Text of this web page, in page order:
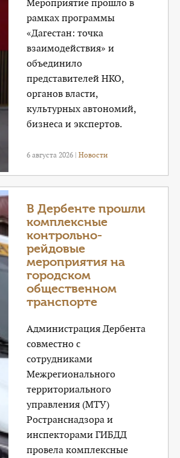
Мероприятие прошло в
рамках программы
«Дагестан: точка
взаимодействия» и
объединило
представителей НКО,
органов власти,
культурных автономий,
бизнеса и экспертов.
6 августа 2026 |Новости
В Дербенте прошли
комплексные
контрольно-
рейдовые
мероприятия на
городском
общественном
транспорте
Администрация Дербента
совместно с
сотрудниками
Межрегионального
территориального
управления (МТУ)
Ространснадзора и
инспекторами ГИБДД
провела комплексные